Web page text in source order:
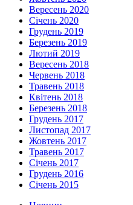
Вересень 2020
Січень 2020
Грудень 2019
Березень 2019
Лютий 2019
Вересень 2018
Червень 2018
Травень 2018
Квітень 2018
Березень 2018
Грудень 2017
Листопад 2017
Жовтень 2017
Травень 2017
Січень 2017
Грудень 2016
Січень 2015